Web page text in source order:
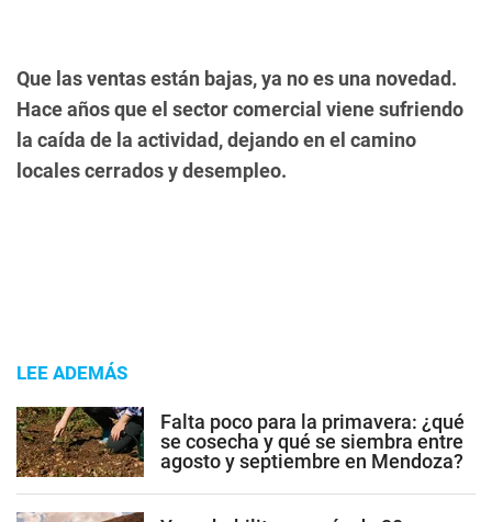
Que las ventas están bajas, ya no es una novedad.
Hace años que el sector comercial viene sufriendo
la caída de la actividad, dejando en el camino
locales cerrados y desempleo.
LEE ADEMÁS
Falta poco para la primavera: ¿qué
se cosecha y qué se siembra entre
agosto y septiembre en Mendoza?